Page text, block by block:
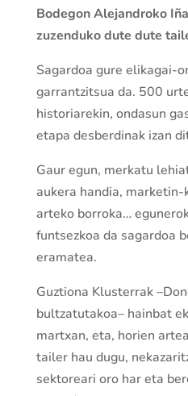
Bodegon Alejandroko
zuzenduko dute dute
Sagardoa gure elikagai-
garrantzitsua da. 500
historiarekin, ondasun
etapa desberdinak izan
Gaur egun, merkatu
aukera handia, marketin-
arteko borroka…
funtsezkoa da sagardoa
eramatea.
Guztiona Klusterrak
bultzatutakoa– hainbat
martxan, eta, horien
tailer hau dugu,
sektoreari oro har eta